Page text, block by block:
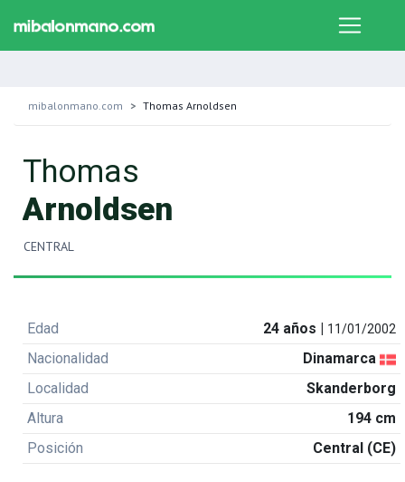
mibalonmano.com Thomas Arnoldsen
Thomas
Arnoldsen
CENTRAL
Edad 24 años | 11/01/2002
Nacionalidad
Dinamarca
Localidad
Skanderborg
Altura
194 cm
Posición
Central (CE)